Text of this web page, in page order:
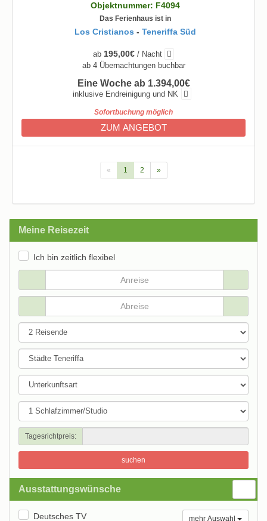
Objektnummer: F4094
Das Ferienhaus ist in
Los Cristianos - Teneriffa Süd
ab 195,00€/ Nacht
ab 4 Übernachtungen buchbar
Eine Woche ab 1.394,00€
inklusive Endreinigung und NK
Sofortbuchung möglich
ZUM ANGEBOT
« 1 2 »
Meine Reisezeit
Ich bin zeitlich flexibel
Tagesrichtpreis:
suchen
Ausstattungswünsche
mehr Auswahl
Deutsches TV